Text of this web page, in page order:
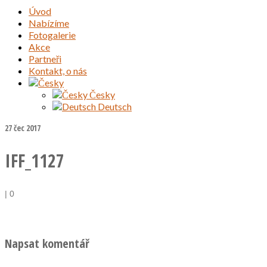
Úvod
Nabízíme
Fotogalerie
Akce
Partneři
Kontakt, o nás
Česky
Deutsch
27čec 2017
IFF_1127
| 0
Napsat komentář